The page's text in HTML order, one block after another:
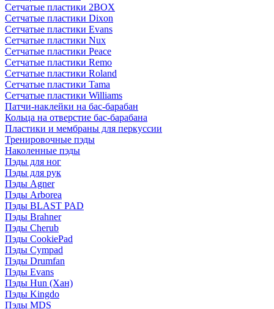
Сетчатые пластики 2BOX
Сетчатые пластики Dixon
Сетчатые пластики Evans
Сетчатые пластики Nux
Сетчатые пластики Peace
Сетчатые пластики Remo
Сетчатые пластики Roland
Сетчатые пластики Tama
Сетчатые пластики Williams
Патчи-наклейки на бас-барабан
Кольца на отверстие бас-барабана
Пластики и мембраны для перкуссии
Тренировочные пэды
Наколенные пэды
Пэды для ног
Пэды для рук
Пэды Agner
Пэды Arborea
Пэды BLAST PAD
Пэды Brahner
Пэды Cherub
Пэды CookiePad
Пэды Cympad
Пэды Drumfan
Пэды Evans
Пэды Hun (Хан)
Пэды Kingdo
Пэды MDS